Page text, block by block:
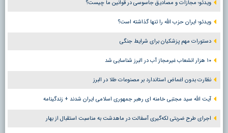
ویدئو؛ مجازات و مصادیق جاسوسی در قوانین ما چیست؟
ویدئو؛ ایران حزب الله را تنها گذاشته است؟
دستورات مهم پزشکیان برای شرایط جنگی
۱۰ هزار انشعاب غیرمجاز آب در البرز شناسایی شد
نظارت بدون اغماض استاندارد بر مصنوعات طلا در البرز
آیت الله سید مجتبی خامنه ای رهبر جمهوری اسلامی ایران شدند + زندگینامه
اجرای طرح ضربتی لکه‌گیری آسفالت در ماهدشت به مناسبت استقبال از بهار